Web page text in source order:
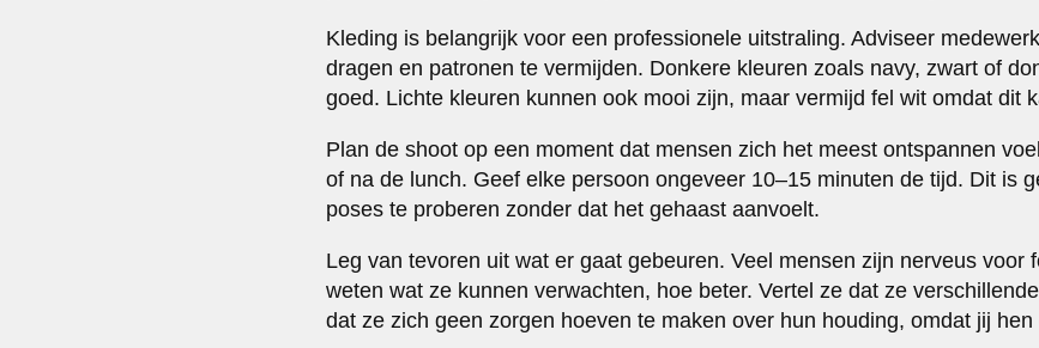
Kleding is belangrijk voor een professionele uitstraling. Adviseer
dragen en patronen te vermijden. Donkere kleuren zoals navy, zwart of
goed. Lichte kleuren kunnen ook mooi zijn, maar vermijd fel wit omdat dit
Plan de shoot op een moment dat mensen zich het meest ontspannen
of na de lunch. Geef elke persoon ongeveer 10–15 minuten de tijd. Dit is
poses te proberen zonder dat het gehaast aanvoelt.
Leg van tevoren uit wat er gaat gebeuren. Veel mensen zijn nerveus voor
weten wat ze kunnen verwachten, hoe beter. Vertel ze dat ze
dat ze zich geen zorgen hoeven te maken over hun houding, omdat jij hen